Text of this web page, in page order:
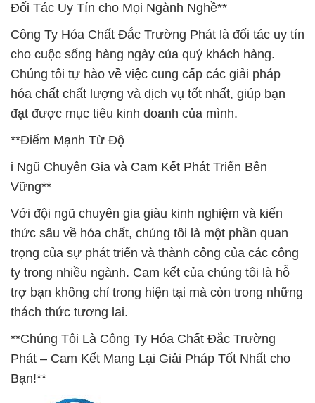
Đối Tác Uy Tín cho Mọi Ngành Nghề**
Công Ty Hóa Chất Đắc Trường Phát là đối tác uy tín
cho cuộc sống hàng ngày của quý khách hàng.
Chúng tôi tự hào về việc cung cấp các giải pháp
hóa chất chất lượng và dịch vụ tốt nhất, giúp bạn
đạt được mục tiêu kinh doanh của mình.
**Điểm Mạnh Từ Độ
i Ngũ Chuyên Gia và Cam Kết Phát Triển Bền
Vững**
Với đội ngũ chuyên gia giàu kinh nghiệm và kiến
thức sâu về hóa chất, chúng tôi là một phần quan
trọng của sự phát triển và thành công của các công
ty trong nhiều ngành. Cam kết của chúng tôi là hỗ
trợ bạn không chỉ trong hiện tại mà còn trong những
thách thức tương lai.
**Chúng Tôi Là Công Ty Hóa Chất Đắc Trường
Phát – Cam Kết Mang Lại Giải Pháp Tốt Nhất cho
Bạn!**